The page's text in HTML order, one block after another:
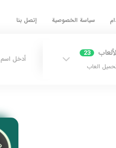
سياسة الخصوصية إتصل بنا
23
العاب
أدخل اسم